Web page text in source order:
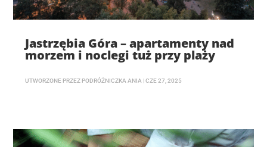
Jastrzębia Góra – apartamenty nad
morzem i noclegi tuż przy plaży
UTWORZONE PRZEZ PODRÓŻNICZKA ANIA |CZE 27, 2025